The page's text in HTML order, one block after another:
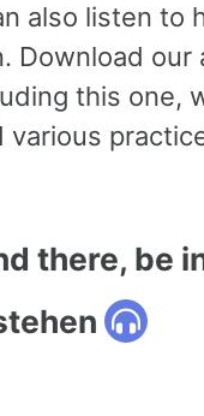
also listen to
Download
this one,
various
there, be